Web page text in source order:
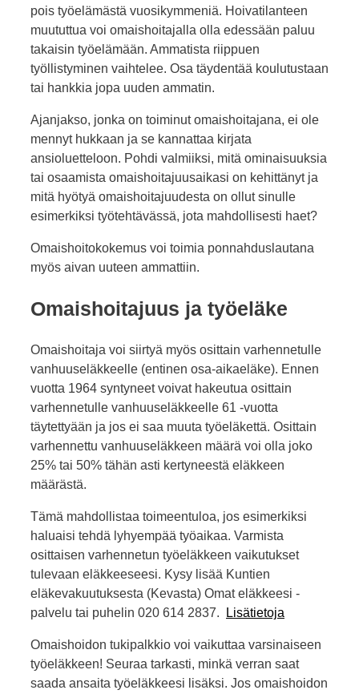
pois työelämästä vuosikymmeniä. Hoivatilanteen
muututtua voi omaishoitajalla olla edessään paluu
takaisin työelämään. Ammatista riippuen
työllistyminen vaihtelee. Osa täydentää koulutustaan
tai hankkia jopa uuden ammatin.
Ajanjakso, jonka on toiminut omaishoitajana, ei ole
mennyt hukkaan ja se kannattaa kirjata
ansioluetteloon. Pohdi valmiiksi, mitä ominaisuuksia
tai osaamista omaishoitajuusaikasi on kehittänyt ja
mitä hyötyä omaishoitajuudesta on ollut sinulle
esimerkiksi työtehtävässä, jota mahdollisesti haet?
Omaishoitokokemus voi toimia ponnahduslautana
myös aivan uuteen ammattiin.
Omaishoitajuus ja työeläke
Omaishoitaja voi siirtyä myös osittain varhennetulle
vanhuuseläkkeelle (entinen osa-aikaeläke). Ennen
vuotta 1964 syntyneet voivat hakeutua osittain
varhennetulle vanhuuseläkkeelle 61 -vuotta
täytettyään ja jos ei saa muuta työeläkettä. Osittain
varhennettu vanhuuseläkkeen määrä voi olla joko
25% tai 50% tähän asti kertyneestä eläkkeen
määrästä.
Tämä mahdollistaa toimeentuloa, jos esimerkiksi
haluaisi tehdä lyhyempää työaikaa. Varmista
osittaisen varhennetun työeläkkeen vaikutukset
tulevaan eläkkeeseesi. Kysy lisää Kuntien
eläkevakuutuksesta (Kevasta) Omat eläkkeesi -
palvelu tai puhelin 020 614 2837.
Lisätietoja
Omaishoidon tukipalkkio voi vaikuttaa varsinaiseen
työeläkkeen! Seuraa tarkasti, minkä verran saat
saada ansaita työeläkkeesi lisäksi. Jos omaishoidon